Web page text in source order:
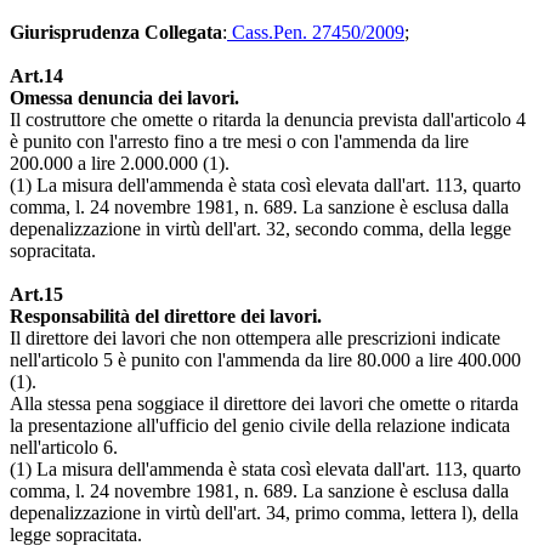
Giurisprudenza Collegata: Cass.Pen. 27450/2009;
Art.14
Omessa denuncia dei lavori.
Il costruttore che omette o ritarda la denuncia prevista dall'articolo 4
è punito con l'arresto fino a tre mesi o con l'ammenda da lire
200.000 a lire 2.000.000 (1).
(1) La misura dell'ammenda è stata così elevata dall'art. 113, quarto
comma, l. 24 novembre 1981, n. 689. La sanzione è esclusa dalla
depenalizzazione in virtù dell'art. 32, secondo comma, della legge
sopracitata.
Art.15
Responsabilità del direttore dei lavori.
Il direttore dei lavori che non ottempera alle prescrizioni indicate
nell'articolo 5 è punito con l'ammenda da lire 80.000 a lire 400.000
(1).
Alla stessa pena soggiace il direttore dei lavori che omette o ritarda
la presentazione all'ufficio del genio civile della relazione indicata
nell'articolo 6.
(1) La misura dell'ammenda è stata così elevata dall'art. 113, quarto
comma, l. 24 novembre 1981, n. 689. La sanzione è esclusa dalla
depenalizzazione in virtù dell'art. 34, primo comma, lettera l), della
legge sopracitata.